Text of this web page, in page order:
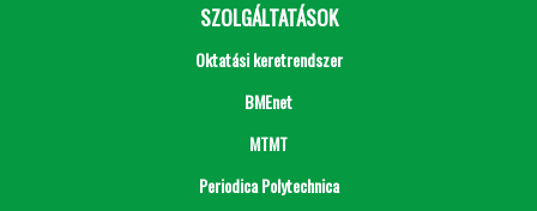
SZOLGÁLTATÁSOK
Oktatási keretrendszer
BMEnet
MTMT
Periodica Polytechnica